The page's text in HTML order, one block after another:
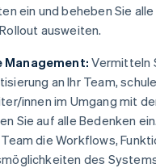
ein und beheben Sie
ausweiten.
Management:Vermitteln
an Ihr Team,
innen im Umgang mit
Sie auf alle Bedenken
die Workflows,
des